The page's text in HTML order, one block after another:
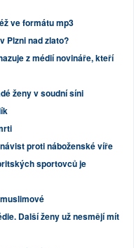
ve formátu mp3
Plzni nad zlato?
z médií novináře, kteří
ženy v soudní síni
proti náboženské víře
sportovců je
Další ženy už nesmějí mít